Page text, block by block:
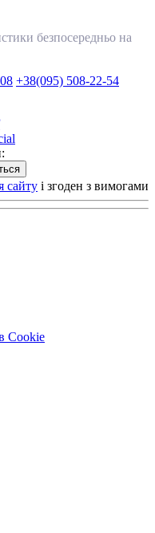
безпосередньо на
+38(095) 508-22-54
сайту і згоден з вимогами
Cookie